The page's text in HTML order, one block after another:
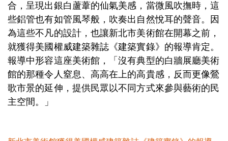
合，呈現出銀白蘆葦的仙氣美感，當微風吹撫時，這
些鋁管也有如管風琴般，吹奏出自然悅耳的聲音。因
為這些不凡的設計，也讓新北市美術館在開幕之前，
就獲得美國權威建築雜誌《建築實錄》的報導肯定。
報導中形容這座美術館，「沒有典型的白牆展廳美術
館的那種令人窒息、高高在上的高貴感，反而更像鶯
歌市景的延伸，提供民眾以不同方式來參與藝術的民
主空間。」